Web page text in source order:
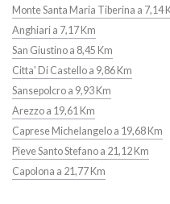
Monte Santa Maria Tiberina a 7,14
Anghiari a 7,17 Km
San Giustino a 8,45 Km
Citta' Di Castello a 9,86 Km
Sansepolcro a 9,93 Km
Arezzo a 19,61 Km
Caprese Michelangelo a 19,68 Km
Pieve Santo Stefano a 21,12 Km
Capolona a 21,77 Km